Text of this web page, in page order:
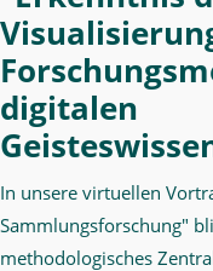
digitalen
In unsere virtuellen
Sammlungsforschung"
methodologisches